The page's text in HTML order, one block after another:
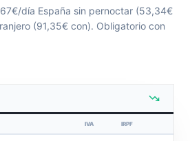
IVA IRPF
día España sin pernoctar (53,34€
(91,35€ con). Obligatorio con